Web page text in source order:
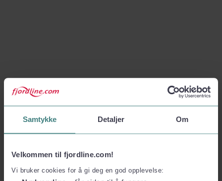
Samtykke Detaljer Om
Velkommen til fjordline.com!
Vi bruker cookies for å gi deg en god opplevelse: